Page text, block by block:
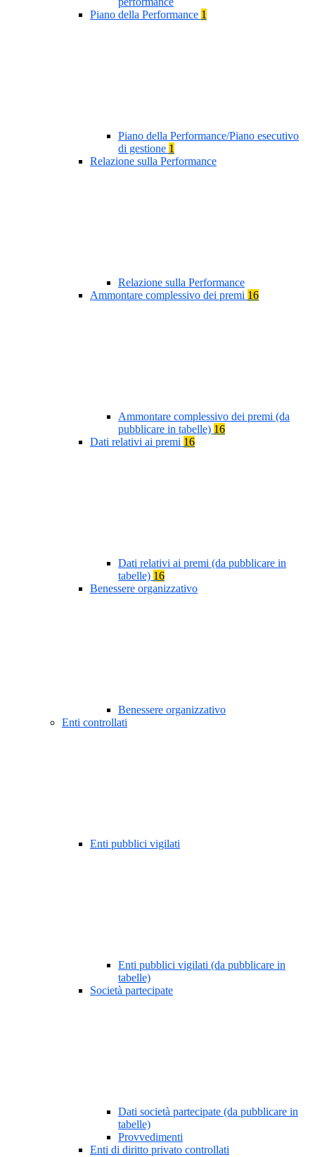
Piano della Performance 1
Piano della Performance/Piano esecutivo
di gestione 1
Relazione sulla Performance
Relazione sulla Performance
Ammontare complessivo dei premi 16
Ammontare complessivo dei premi (da
pubblicare in tabelle) 16
Dati relativi ai premi 16
Dati relativi ai premi (da pubblicare in
tabelle) 16
Benessere organizzativo
Benessere organizzativo
Enti controllati
Enti pubblici vigilati
Enti pubblici vigilati (da pubblicare in
tabelle)
Società partecipate
Dati società partecipate (da pubblicare in
tabelle)
Provvedimenti
Enti di diritto privato controllati